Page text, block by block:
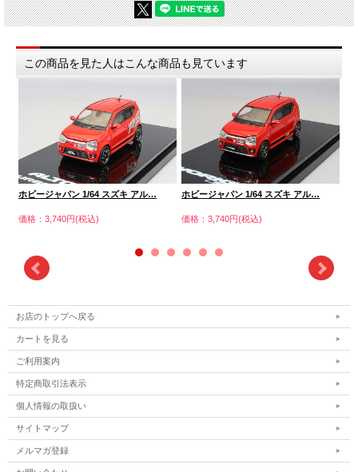
この商品を見た人はこんな商品も見ています
ホビージャパン 1/64 スズキ アル…
価格：3,740円(税込)
ホビージャパン 1/64 スズキ アル…
価格：3,740円(税込)
お店のトップへ戻る
カートを見る
ご利用案内
特定商取引法表示
個人情報の取扱い
サイトマップ
メルマガ登録